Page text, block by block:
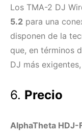
Los TMA-2 DJ
5.2 para una
disponen de la
que, en términos
DJ más
6. Precio
AlphaTheta HDJ-